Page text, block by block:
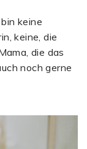
keine
keine, die
die das
noch gerne